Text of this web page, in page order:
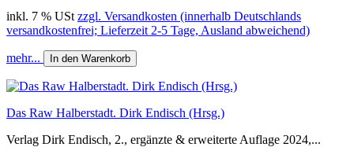
inkl. 7 % USt zzgl. Versandkosten (innerhalb Deutschlands
versandkostenfrei; Lieferzeit 2-5 Tage, Ausland abweichend)
mehr... In den Warenkorb
Das Raw Halberstadt. Dirk Endisch (Hrsg.)
Verlag Dirk Endisch, 2., ergänzte & erweiterte Auflage 2024,...